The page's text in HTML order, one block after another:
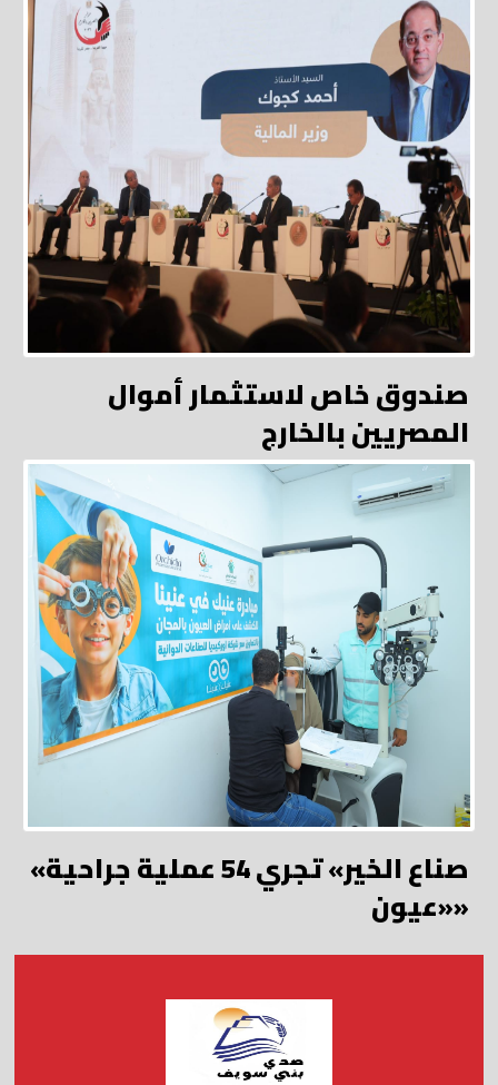
صندوق خاص لاستثمار أموال
المصريين بالخارج
«صناع الخير» تجري 54 عملية جراحية
«عيون»